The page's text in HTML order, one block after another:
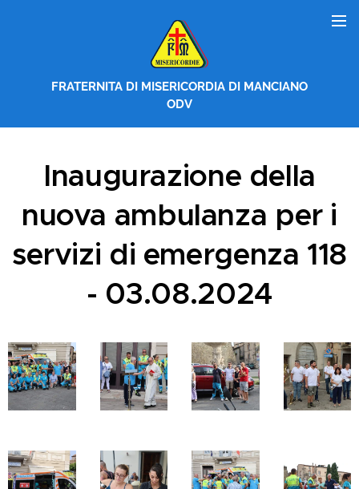
FRATERNITA DI MISERICORDIA DI MANCIANO
ODV
Inaugurazione della
nuova ambulanza per i
servizi di emergenza 118
- 03.08.2024